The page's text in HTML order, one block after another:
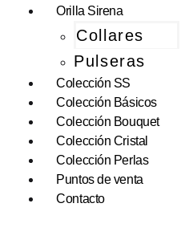
Orilla Sirena
Collares
Pulseras
Colección SS
Colección Básicos
Colección Bouquet
Colección Cristal
Colección Perlas
Puntos de venta
Contacto